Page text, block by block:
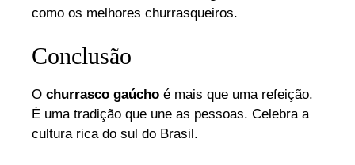
como os melhores churrasqueiros.
Conclusão
O churrasco gaúcho é mais que uma refeição.
É uma tradição que une as pessoas. Celebra a
cultura rica do sul do Brasil.